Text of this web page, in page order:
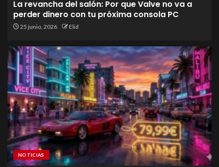
La revancha del salón: Por que Valve no va a
perder dinero con tu próxima consola PC
25 junio, 2026 Elid
NOTICIAS